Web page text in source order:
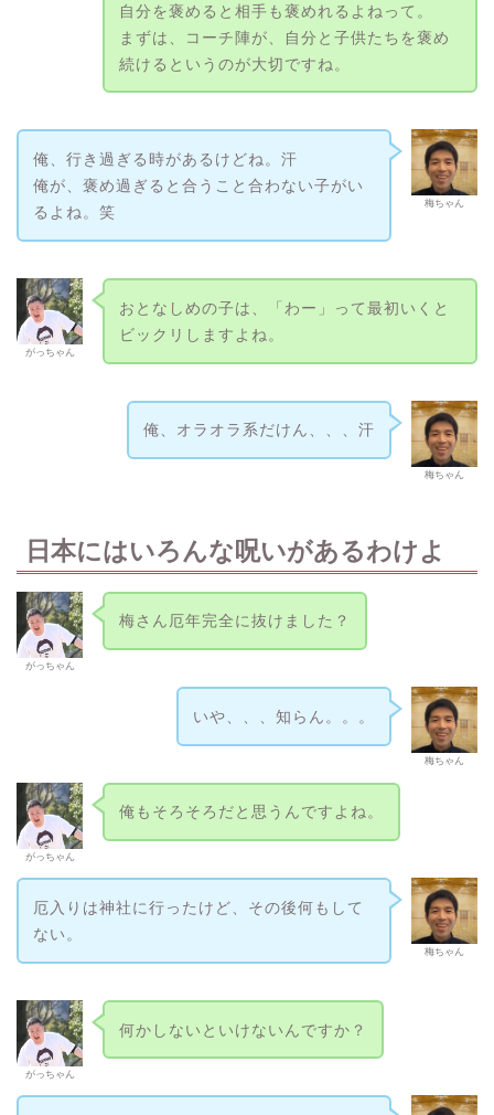
自分を褒めると相手も褒めれるよねって。
まずは、コーチ陣が、自分と子供たちを褒め
続けるというのが大切ですね。
梅ちゃん
俺、行き過ぎる時があるけどね。汗
俺が、褒め過ぎると合うこと合わない子がい
るよね。笑
がっちゃん
おとなしめの子は、「わー」って最初いくと
ビックリしますよね。
梅ちゃん
俺、オラオラ系だけん、、、汗
日本にはいろんな呪いがあるわけよ
がっちゃん
梅さん厄年完全に抜けました？
梅ちゃん
いや、、、知らん。。。
がっちゃん
俺もそろそろだと思うんですよね。
梅ちゃん
厄入りは神社に行ったけど、その後何もして
ない。
がっちゃん
何かしないといけないんですか？